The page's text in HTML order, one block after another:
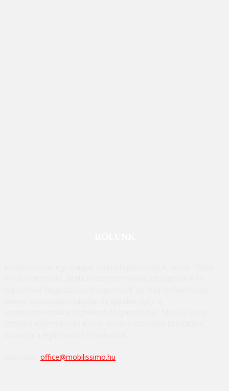
office@mobilissimo.hu